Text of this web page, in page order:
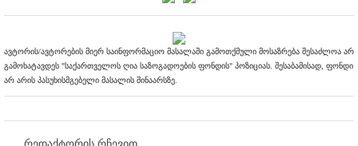
ავტორის/ავტორების მიერ საინფორმაციო მასალაში გამოთქმული მოსაზრება შესაძლოა არ
გამოხატავდეს "საქართველოს ღია საზოგადოების ფონდის" პოზიციას. შესაბამისად, ფონდი
არ არის პასუხისმგებელი მასალის შინაარსზე.